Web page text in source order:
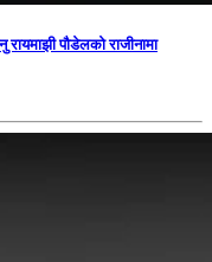
रायमाझी पौडेलको राजीनामा